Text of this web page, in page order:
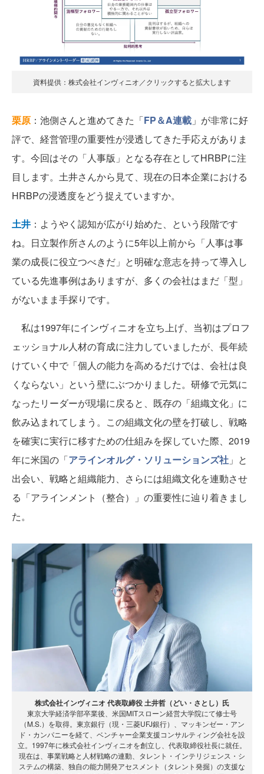
資料提供：株式会社インヴィニオ／クリックすると拡大します
栗原 ：池側さんと進めてきた「FP＆A連載 」が非常に好
評で、経営管理の重要性が浸透してきた手応えがありま
す。今回はその「人事版」となる存在としてHRBPに注
目します。土井さんから見て、現在の日本企業における
HRBPの浸透度をどう捉えていますか。
土井 ：ようやく認知が広がり始めた、という段階です
ね。日立製作所さんのように5年以上前から「人事は事
業の成長に役立つべきだ」と明確な意志を持って導入し
ている先進事例はありますが、多くの会社はまだ「型」
がないまま手探りです。
私は1997年にインヴィニオを立ち上げ、当初はプロフ
ェッショナル人材の育成に注力していましたが、長年続
けていく中で「個人の能力を高めるだけでは、会社は良
くならない」という壁にぶつかりました。研修で元気に
なったリーダーが現場に戻ると、既存の「組織文化」に
飲み込まれてしまう。この組織文化の壁を打破し、戦略
を確実に実行に移すための仕組みを探していた際、2019
年に米国の「アラインオルグ・ソリューションズ社 」と
出会い、戦略と組織能力、さらには組織文化を連動させ
る「アラインメント（整合）」の重要性に辿り着きまし
た。
株式会社インヴィニオ 代表取締役 土井哲（どい・さとし）氏
東京大学経済学部卒業後、米国MITスローン経営大学院にて修士号
（M.S.）を取得。東京銀行（現・三菱UFJ銀行）、マッキンゼー・アン
ド・カンパニーを経て、ベンチャー企業支援コンサルティング会社を設
立。1997年に株式会社インヴィニオを創立し、代表取締役社長に就任。
現在は、事業戦略と人材戦略の連動、タレント・インテリジェンス・シ
ステムの構築、独自の能力開発アセスメント（タレント発掘）の支援な